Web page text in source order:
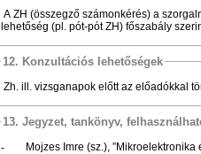
A ZH (összegző számonkérés) a
lehetőség (pl. pót-pót ZH) főszabály
12. Konzultációs lehetőségek
Zh. ill. vizsganapok előtt az előadókkal
13. Jegyzet, tankönyv,
-
Mojzes Imre (sz.),